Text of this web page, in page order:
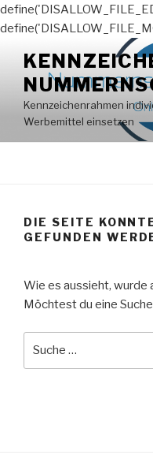
Inhalt
springen
Kennzeichenrahmen
Werbemittel einsetzen
DIE SEITE
GEFUNDEN
Wie es aussieht, wurde
Möchtest du eine